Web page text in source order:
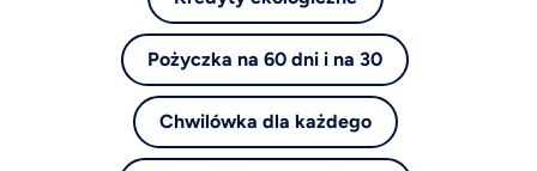
Pożyczka na 60 dni i na 30
Chwilówka dla każdego